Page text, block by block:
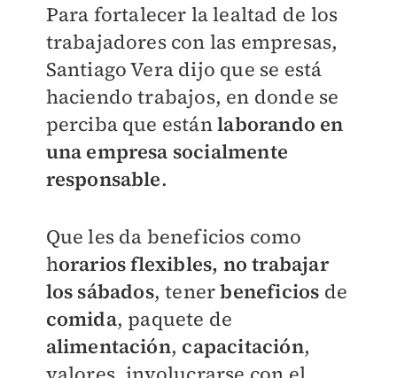
Para fortalecer la lealtad de los
trabajadores con las empresas,
Santiago Vera dijo que se está
haciendo trabajos, en donde se
perciba que estánlaborando en
una empresa socialmente
responsable.
Que les da beneficios como
horarios flexibles, no trabajar
los sábados, tenerbeneficios de
comida, paquete de
alimentación, capacitación,